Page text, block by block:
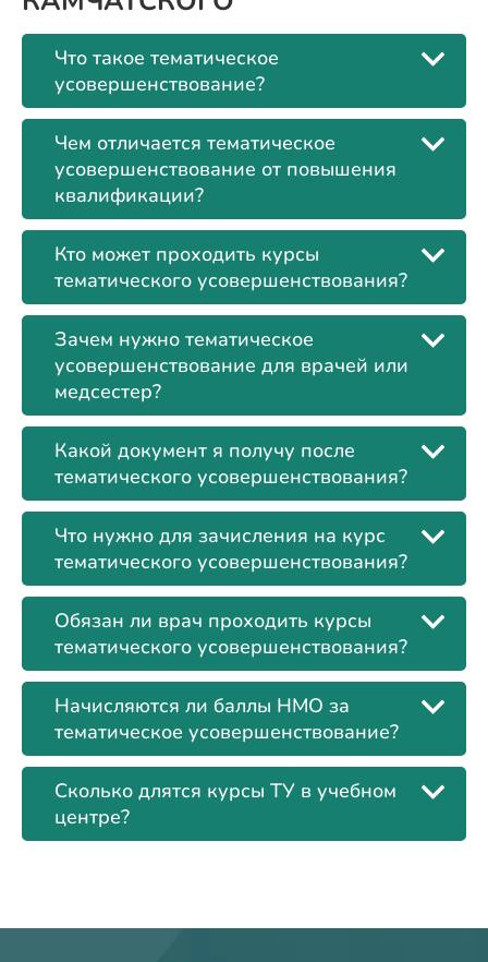
Что такое тематическое
усовершенствование?
Чем отличается тематическое
усовершенствование от повышения
квалификации?
Кто может проходить курсы
тематического усовершенствования?
Зачем нужно тематическое
усовершенствование для врачей или
медсестер?
Какой документ я получу после
тематического усовершенствования?
Что нужно для зачисления на курс
тематического усовершенствования?
Обязан ли врач проходить курсы
тематического усовершенствования?
Начисляются ли баллы НМО за
тематическое усовершенствование?
Сколько длятся курсы ТУ в учебном
центре?